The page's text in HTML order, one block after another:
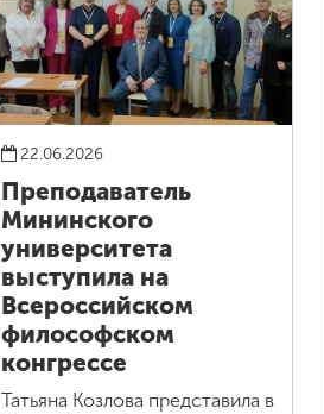
22.06.2026
Преподаватель
Мининского
университета
выступила на
Всероссийском
философском
конгрессе
Татьяна Козлова представила в